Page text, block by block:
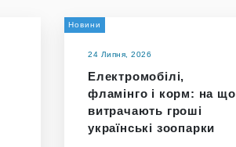
Новини
24 Липня, 2026
Електромобілі,
фламінго і корм: на що
витрачають гроші
українські зоопарки